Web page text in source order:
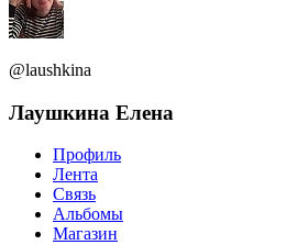
@laushkina
Лаушкина Елена
Профиль
Лента
Связь
Альбомы
Магазин